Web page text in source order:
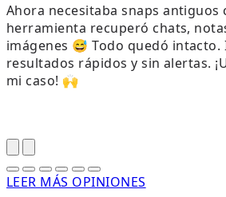
Ahora necesitaba snaps antiguos
herramienta recuperó chats,
imágenes 😅 Todo quedó
resultados rápidos y sin alertas.
mi caso! 🙌
LEER MÁS OPINIONES